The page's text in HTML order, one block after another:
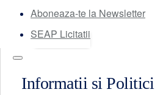
Aboneaza-te la Newsletter
SEAP Licitatii
Informatii si Politici